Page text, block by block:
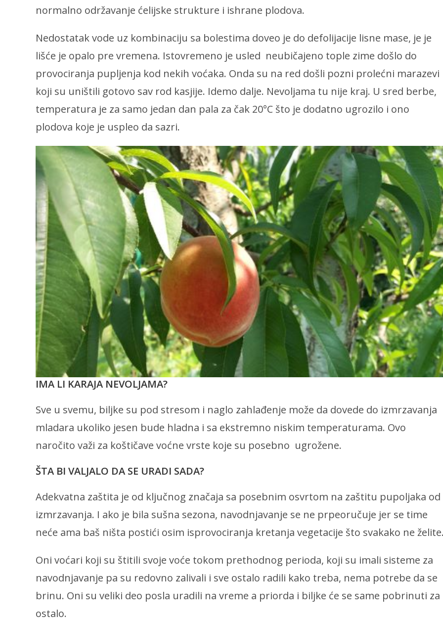
normalno održavanje ćelijske strukture i ishrane plodova.
Nedostatak vode uz kombinaciju sa bolestima doveo je do defolijacije lisne mase, je je
lišće je opalo pre vremena. Istovremeno je usled neubičajeno tople zime došlo do
provociranja pupljenja kod nekih voćaka. Onda su na red došli pozni prolećni marazevi
koji su uništili gotovo sav rod kasjije. Idemo dalje. Nevoljama tu nije kraj. U sred berbe,
temperatura je za samo jedan dan pala za čak 20°C što je dodatno ugrozilo i ono
plodova koje je uspleo da sazri.
IMA LI KARAJA NEVOLJAMA?
Sve u svemu, biljke su pod stresom i naglo zahlađenje može da dovede do izmrzavanja
mladara ukoliko jesen bude hladna i sa ekstremno niskim temperaturama. Ovo
naročito važi za koštičave voćne vrste koje su posebno ugrožene.
ŠTA BI VALJALO DA SE URADI SADA?
Adekvatna zaštita je od ključnog značaja sa posebnim osvrtom na zaštitu pupoljaka od
izmrzavanja. I ako je bila sušna sezona, navodnjavanje se ne prpeoručuje jer se time
neće ama baš ništa postići osim isprovociranja kretanja vegetacije što svakako ne
Oni voćari koji su štitili svoje voće tokom prethodnog perioda, koji su imali sisteme za
navodnjavanje pa su redovno zalivali i sve ostalo radili kako treba, nema potrebe da se
brinu. Oni su veliki deo posla uradili na vreme a priorda i biljke će se same pobrinuti za
ostalo.